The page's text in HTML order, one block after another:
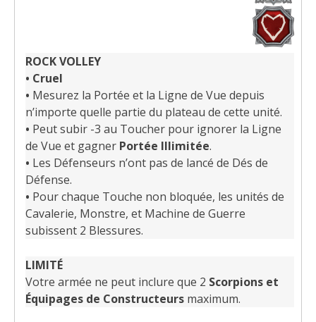
ROCK VOLLEY
• Cruel
• Mesurez la Portée et la Ligne de Vue depuis
n’importe quelle partie du plateau de cette unité.
• Peut subir -3 au Toucher pour ignorer la Ligne
de Vue et gagner Portée Illimitée.
• Les Défenseurs n’ont pas de lancé de Dés de
Défense.
• Pour chaque Touche non bloquée, les unités de
Cavalerie, Monstre, et Machine de Guerre
subissent 2 Blessures.
LIMITÉ
Votre armée ne peut inclure que 2 Scorpions et
Équipages de Constructeurs maximum.